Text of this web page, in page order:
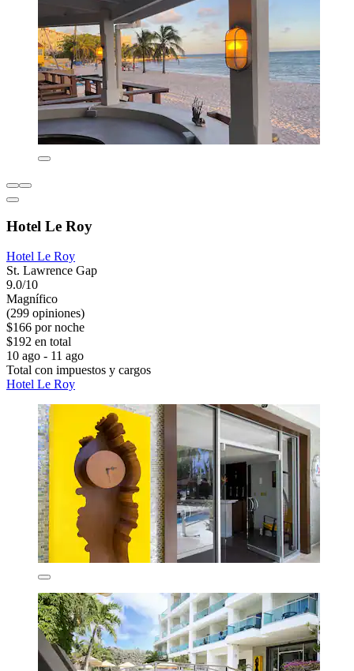
Hotel Le Roy
Hotel Le Roy
St. Lawrence Gap
9.0/10
Magnífico
(299 opiniones)
$166 por noche
$192 en total
10 ago - 11 ago
Total con impuestos y cargos
Hotel Le Roy